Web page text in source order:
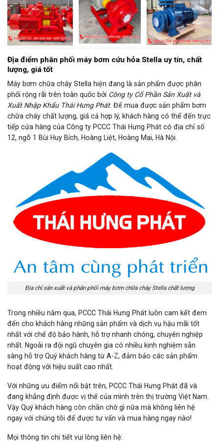
Địa điểm phân phối máy bơm cứu hỏa Stella uy tín, chất
lượng, giá tốt
Máy bơm chữa cháy Stella hiện đang là sản phẩm được phân
phối rộng rãi trên toàn quốc bởi Công ty Cổ Phần Sản Xuất và
Xuất Nhập Khẩu Thái Hưng Phát. Để mua được sản phẩm bơm
chữa cháy chất lượng, giá cả hợp lý, khách hàng có thể đến trực
tiếp cửa hàng của Công ty PCCC Thái Hưng Phát có địa chỉ số
12, ngõ 1 Bùi Huy Bích, Hoàng Liệt, Hoàng Mai, Hà Nội.
Địa chỉ sản xuất và phân phối máy bơm chữa cháy Stella chất lượng
Trong nhiều năm qua, PCCC Thái Hưng Phát luôn cam kết đem
đến cho khách hàng những sản phẩm và dịch vụ hậu mãi tốt
nhất với chế độ bảo hành, hỗ trợ nhanh chóng, chuyên nghiệp
nhất. Ngoài ra đội ngũ chuyên gia có nhiều kinh nghiệm sẵn
sàng hỗ trợ Quý khách hàng từ A-Z, đảm bảo các sản phẩm
hoạt động với hiệu suất cao nhất.
Với những ưu điểm nổi bật trên, PCCC Thái Hưng Phát đã và
đang khẳng định được vị thế của mình trên thị trường Việt Nam.
Vậy Quý khách hàng còn chần chờ gì nữa mà không liên hệ
ngay với chúng tôi để được tư vấn và mua hàng ngay nào!
Mọi thông tin chi tiết vui lòng liên hệ: